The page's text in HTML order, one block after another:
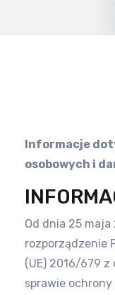
Informacje
osobowych i
Od dnia 25
rozporządzenie
(UE) 2016/679 z
sprawie